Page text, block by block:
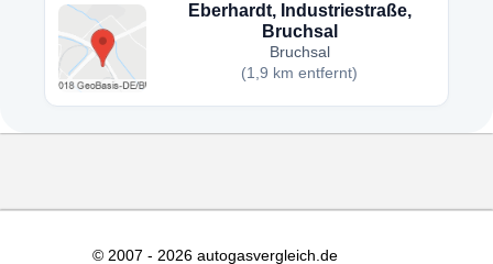
Eberhardt, Industriestraße,
Bruchsal
Bruchsal
(1,9 km entfernt)
© 2007 - 2026 autogasvergleich.de